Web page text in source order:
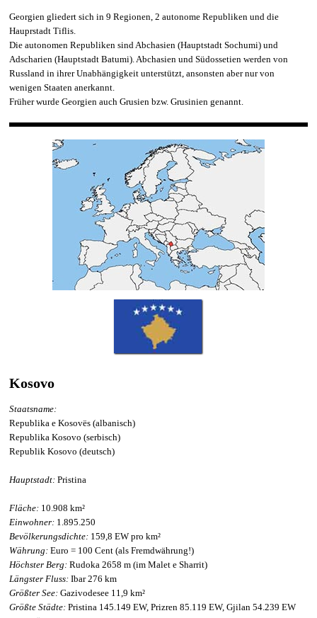
Georgien gliedert sich in 9 Regionen, 2 autonome Republiken und die
Hauprstadt Tiflis.
Die autonomen Republiken sind Abchasien (Hauptstadt Sochumi) und
Adscharien (Hauptstadt Batumi). Abchasien und Südossetien werden von
Russland in ihrer Unabhängigkeit unterstützt, ansonsten aber nur von
wenigen Staaten anerkannt.
Früher wurde Georgien auch Grusien bzw. Grusinien genannt.
Kosovo
Staatsname:
Republika e Kosovës (albanisch)
Republika Kosovo (serbisch)
Republik Kosovo (deutsch)
Hauptstadt: Pristina
Fläche: 10.908 km²
Einwohner: 1.895.250
Bevölkerungsdichte: 159,8 EW pro km²
Währung: Euro = 100 Cent (als Fremdwährung!)
Höchster Berg: Rudoka 2658 m (im Malet e Sharrit)
Längster Fluss: Ibar 276 km
Größter See: Gazivodesee 11,9 km²
Größte Städte: Pristina 145.149 EW, Prizren 85.119 EW, Gjilan 54.239 EW